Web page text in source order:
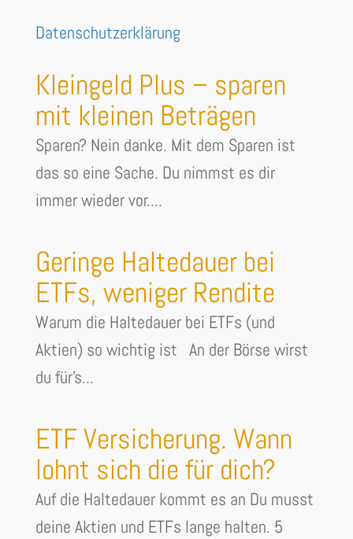
Datenschutzerklärung
Kleingeld Plus – sparen
mit kleinen Beträgen
Sparen? Nein danke. Mit dem Sparen ist
das so eine Sache. Du nimmst es dir
immer wieder vor....
Geringe Haltedauer bei
ETFs, weniger Rendite
Warum die Haltedauer bei ETFs (und
Aktien) so wichtig ist An der Börse wirst
du für's...
ETF Versicherung. Wann
lohnt sich die für dich?
Auf die Haltedauer kommt es an Du musst
deine Aktien und ETFs lange halten. 5